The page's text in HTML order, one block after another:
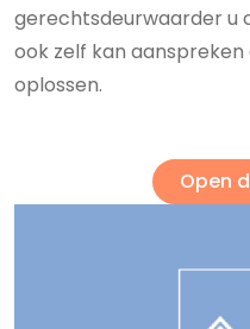
gerechtsdeurwaarder u
ook zelf kan
oplossen.
Open